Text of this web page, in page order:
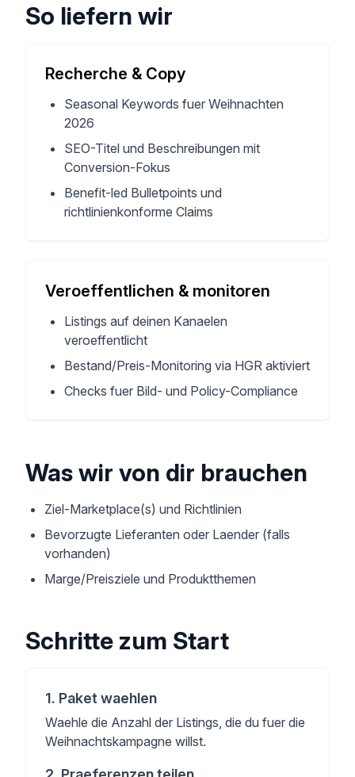
So liefern wir
Recherche & Copy
Seasonal Keywords fuer Weihnachten
2026
SEO-Titel und Beschreibungen mit
Conversion-Fokus
Benefit-led Bulletpoints und
richtlinienkonforme Claims
Veroeffentlichen & monitoren
Listings auf deinen Kanaelen
veroeffentlicht
Bestand/Preis-Monitoring via HGR aktiviert
Checks fuer Bild- und Policy-Compliance
Was wir von dir brauchen
Ziel-Marketplace(s) und Richtlinien
Bevorzugte Lieferanten oder Laender (falls
vorhanden)
Marge/Preisziele und Produktthemen
Schritte zum Start
1. Paket waehlen
Waehle die Anzahl der Listings, die du fuer die
Weihnachtskampagne willst.